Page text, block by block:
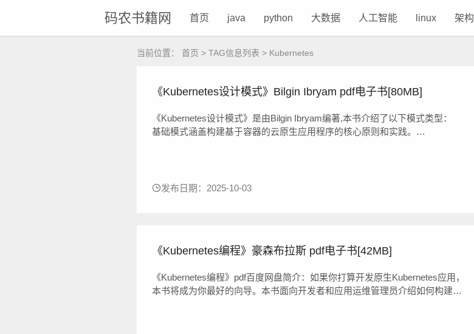
码农书籍网 首页 java python 大数据 人工智能 linux 架构
当前位置： 首页 > TAG信息列表 > Kubernetes
《Kubernetes设计模式》Bilgin Ibryam pdf电子书[80MB]
《Kubernetes设计模式》是由Bilgin Ibryam编著,本书介绍了以下模式类型：
基础模式涵盖构建基于容器的云原生应用程序的核心原则和实践。
发布日期：2025-10-03
《Kubernetes编程》豪森布拉斯 pdf电子书[42MB]
《Kubernetes编程》pdf百度网盘简介：如果你打算开发原生Kubernetes应用，
本书将成为你最好的向导。本书面向开发者和应用运维管理员介绍如何构建原